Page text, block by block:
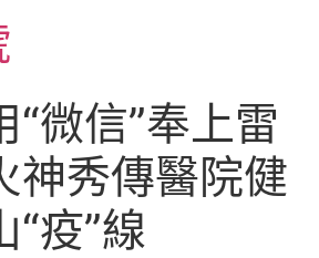
“微信”奉上雷
神秀傳醫院健
“疫”線